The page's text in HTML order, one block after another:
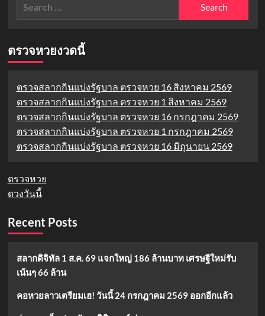
มะเขือ
ไง
ให้
สูงสุด:
เคล็ด
ลับ
ง่ายๆ
เพื่อ
สุขภาพ
ตรวจหวยงวดนี้
ตรวจสลากกินแบ่งรัฐบาล ตรวจหวย 16 สิงหาคม 2569
ตรวจสลากกินแบ่งรัฐบาล ตรวจหวย 1 สิงหาคม 2569
ตรวจสลากกินแบ่งรัฐบาล ตรวจหวย 16 กรกฎาคม 2569
ตรวจสลากกินแบ่งรัฐบาล ตรวจหวย 1 กรกฎาคม 2569
ตรวจสลากกินแบ่งรัฐบาล ตรวจหวย 16 มิถุนายน 2569
ตรวจหวย
ดวงวันนี้
Recent Posts
สลากดิจิทัล 1 ส.ค. 69 แจกใหญ่ 186 ล้านบาท เศรษฐีใหม่รับ
เน้นๆ 66 ล้าน
คอหวยลาวเตรียมเฮ! วันนี้ 24 กรกฎาคม 2569 ออกอีกแล้ว